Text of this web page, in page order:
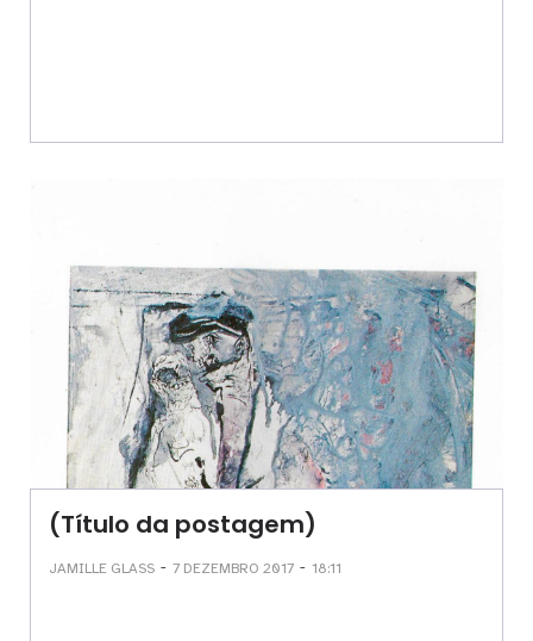
(Título da postagem)
JAMILLE GLASS - 7 DEZEMBRO 2017 - 18:11